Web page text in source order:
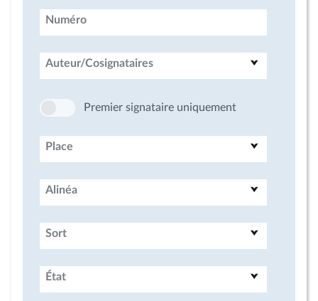
Numéro
Auteur/Cosignataires
Premier signataire uniquement
Place
Alinéa
Sort
État